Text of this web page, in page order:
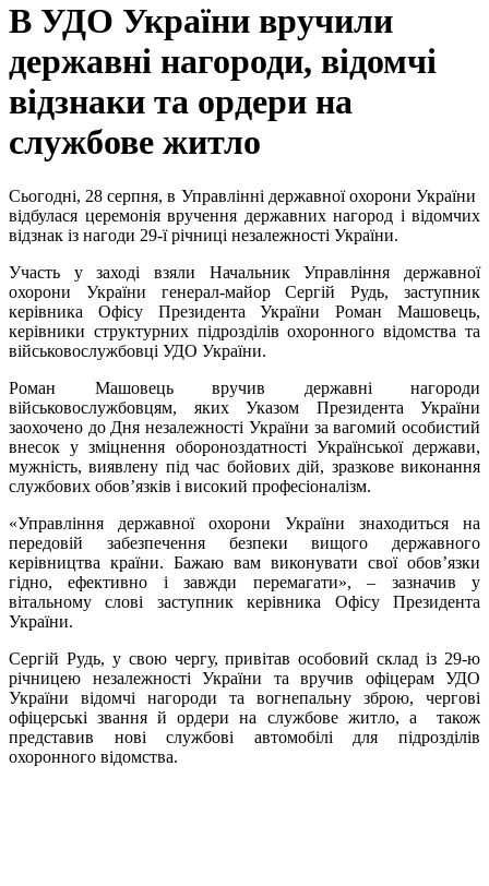
В УДО України вручили
державні нагороди, відомчі
відзнаки та ордери на
службове житло
Сьогодні, 28 серпня, в Управлінні державної охорони України
відбулася церемонія вручення державних нагород і відомчих
відзнак із нагоди 29-ї річниці незалежності України.
Участь у заході взяли Начальник Управління державної
охорони України генерал-майор Сергій Рудь, заступник
керівника Офісу Президента України Роман Машовець,
керівники структурних підрозділів охоронного відомства та
військовослужбовці УДО України.
Роман Машовець вручив державні нагороди
військовослужбовцям, яких Указом Президента України
заохочено до Дня незалежності України за вагомий особистий
внесок у зміцнення обороноздатності Української держави,
мужність, виявлену під час бойових дій, зразкове виконання
службових обов’язків і високий професіоналізм.
«Управління державної охорони України знаходиться на
передовій забезпечення безпеки вищого державного
керівництва країни. Бажаю вам виконувати свої обов’язки
гідно, ефективно і завжди перемагати», – зазначив у
вітальному слові заступник керівника Офісу Президента
України.
Сергій Рудь, у свою чергу, привітав особовий склад із 29-ю
річницею незалежності України та вручив офіцерам УДО
України відомчі нагороди та вогнепальну зброю, чергові
офіцерські звання й ордери на службове житло, а також
представив нові службові автомобілі для підрозділів
охоронного відомства.